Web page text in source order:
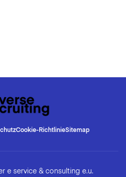
Cookie-RichtlinieSitemap
e service & consulting e.u.